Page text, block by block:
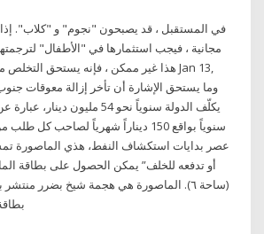
في المستقبل ، قد يصبحون "نجوم" و "كلاب".
مجانية ، فيجب استثمارها في "الأطفال"
يكلّف الدولة سنوياً نحو 54 مليون
عصر بدايات استكشاف النفط، هذي الماصورة
أو تدفعه للخلف” يمكن الحصول على بطاقة
(ساحة ٦). الماصورة هي هجمة شيخ بضرر